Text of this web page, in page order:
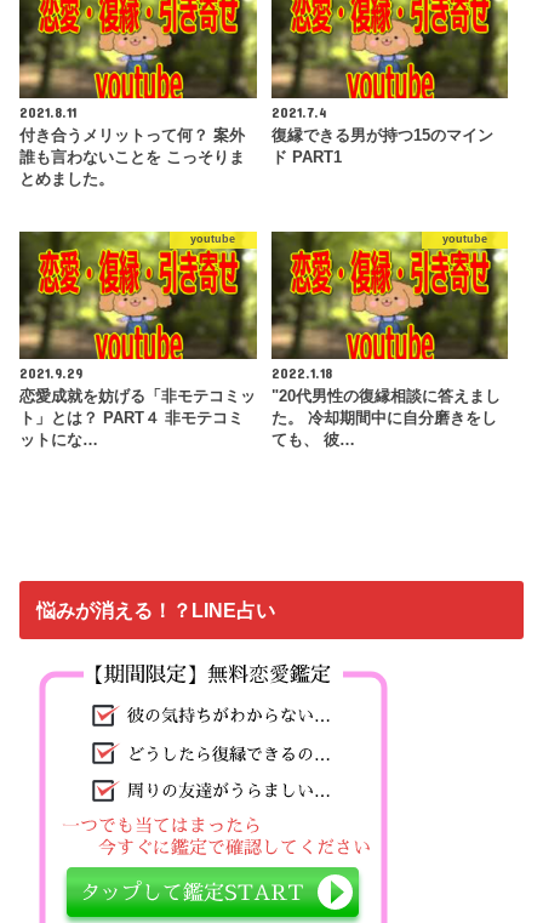
2021.8.11
付き合うメリットって何？ 案外
誰も言わないことを こっそりま
とめました。
2021.7.4
復縁できる男が持つ15のマイン
ド PART1
youtube
2021.9.29
恋愛成就を妨げる「非モテコミッ
ト」とは？ PART４ 非モテコミ
ットにな…
youtube
2022.1.18
"20代男性の復縁相談に答えまし
た。 冷却期間中に自分磨きをし
ても、 彼…
悩みが消える！？LINE占い